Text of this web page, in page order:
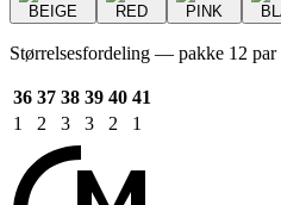
BEIGE RED PINK
Størrelsesfordeling — pakke 12 par
36 37 38 39 40 41
1
2 3 3 2 1